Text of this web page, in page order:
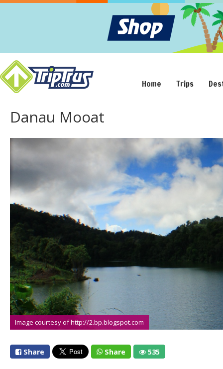
Home Trips
Danau Mooat
Image courtesy of http://2.bp.blogspot.com
Share Share 535